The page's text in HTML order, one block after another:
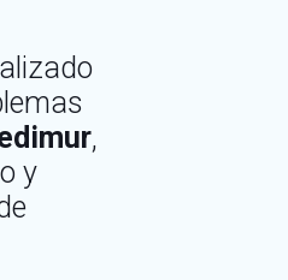
,
y